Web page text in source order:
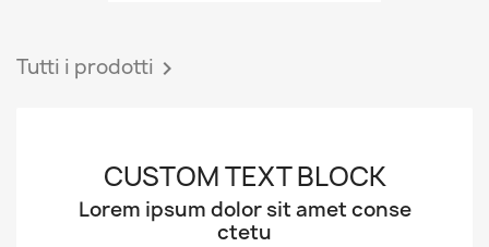
Tutti i prodotti 
CUSTOM TEXT BLOCK
Lorem ipsum dolor sit amet conse
ctetu